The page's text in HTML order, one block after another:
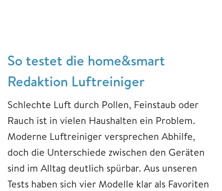
So testet die home&smart
Redaktion Luftreiniger
Schlechte Luft durch Pollen, Feinstaub oder
Rauch ist in vielen Haushalten ein Problem.
Moderne Luftreiniger versprechen Abhilfe,
doch die Unterschiede zwischen den Geräten
sind im Alltag deutlich spürbar. Aus unseren
Tests haben sich vier Modelle klar als Favoriten